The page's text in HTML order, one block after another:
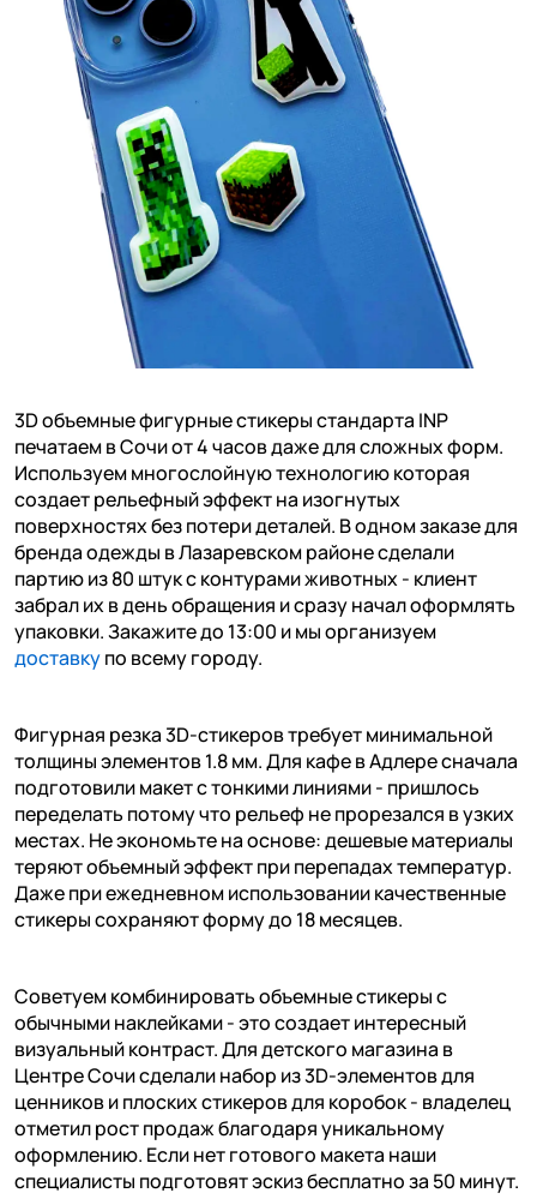
3D объемные фигурные стикеры стандарта INP
печатаем в Сочи от 4 часов даже для сложных форм.
Используем многослойную технологию которая
создает рельефный эффект на изогнутых
поверхностях без потери деталей. В одном заказе для
бренда одежды в Лазаревском районе сделали
партию из 80 штук с контурами животных - клиент
забрал их в день обращения и сразу начал оформлять
упаковки. Закажите до 13:00 и мы организуем
доставкупо всему городу.
Фигурная резка 3D-стикеров требует минимальной
толщины элементов 1.8 мм. Для кафе в Адлере сначала
подготовили макет с тонкими линиями - пришлось
переделать потому что рельеф не прорезался в узких
местах. Не экономьте на основе: дешевые материалы
теряют объемный эффект при перепадах температур.
Даже при ежедневном использовании качественные
стикеры сохраняют форму до 18 месяцев.
Советуем комбинировать объемные стикеры с
обычными наклейками - это создает интересный
визуальный контраст. Для детского магазина в
Центре Сочи сделали набор из 3D-элементов для
ценников и плоских стикеров для коробок - владелец
отметил рост продаж благодаря уникальному
оформлению. Если нет готового макета наши
специалисты подготовят эскиз бесплатно за 50 минут.